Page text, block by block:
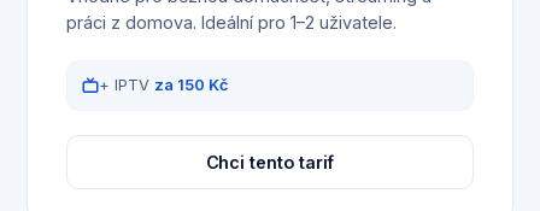
práci z domova. Ideální pro 1–2 uživatele.
+ IPTV za 150 Kč
Chci tento tarif